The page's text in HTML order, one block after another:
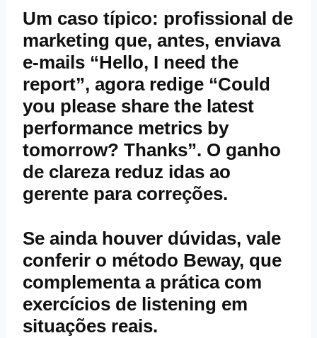
Um caso típico: profissional de
marketing que, antes, enviava
e‑mails “Hello, I need the
report”, agora redige “Could
you please share the latest
performance metrics by
tomorrow? Thanks”. O ganho
de clareza reduz idas ao
gerente para correções.
Se ainda houver dúvidas, vale
conferir o método Beway, que
complementa a prática com
exercícios de listening em
situações reais.